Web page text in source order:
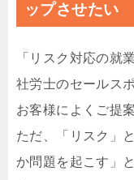
ップさせたい
「リスク対応の就
社労士のセールス
お客様によくご提
ただ、「リスク」
か問題を起こす」